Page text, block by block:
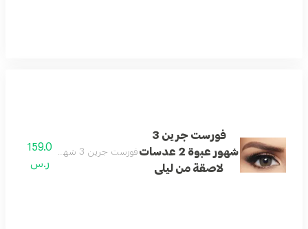
فورست جرين 3
شهور عبوة 2 عدسات
لاصقة من ليلى
فورست جرين 3 شهور عبوة 2 عدسات لاصقة من ليلى
159.0
ر.س